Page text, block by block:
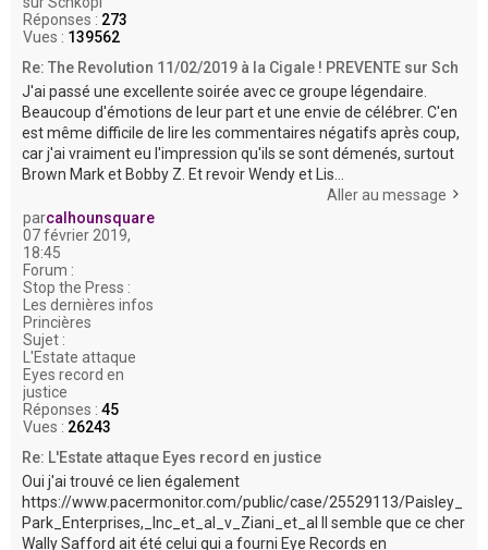
Réponses : 273
Vues : 139562
Re: The Revolution 11/02/2019 à la Cigale ! PREVENTE sur Sch
J'ai passé une excellente soirée avec ce groupe légendaire.
Beaucoup d'émotions de leur part et une envie de célébrer. C'en
est même difficile de lire les commentaires négatifs après coup,
car j'ai vraiment eu l'impression qu'ils se sont démenés, surtout
Brown Mark et Bobby Z. Et revoir Wendy et Lis...
Aller au message
parcalhounsquare
07 février 2019,
18:45
Forum :
Stop the Press :
Les dernières infos
Princières
Sujet :
L'Estate attaque
Eyes record en
justice
Réponses : 45
Vues : 26243
Re: L'Estate attaque Eyes record en justice
Oui j'ai trouvé ce lien également
https://www.pacermonitor.com/public/case/25529113/Paisley_
Park_Enterprises,_Inc_et_al_v_Ziani_et_al Il semble que ce cher
Wally Safford ait été celui qui a fourni Eye Records en